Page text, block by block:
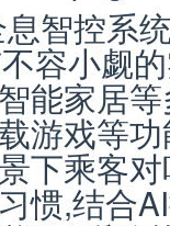
智控系
容小觑
能家居
游戏等
下乘客
惯,结合